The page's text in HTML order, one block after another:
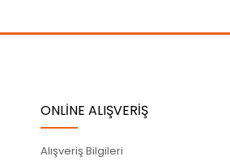
ONLİNE ALIŞVERİŞ
Alışveriş Bilgileri